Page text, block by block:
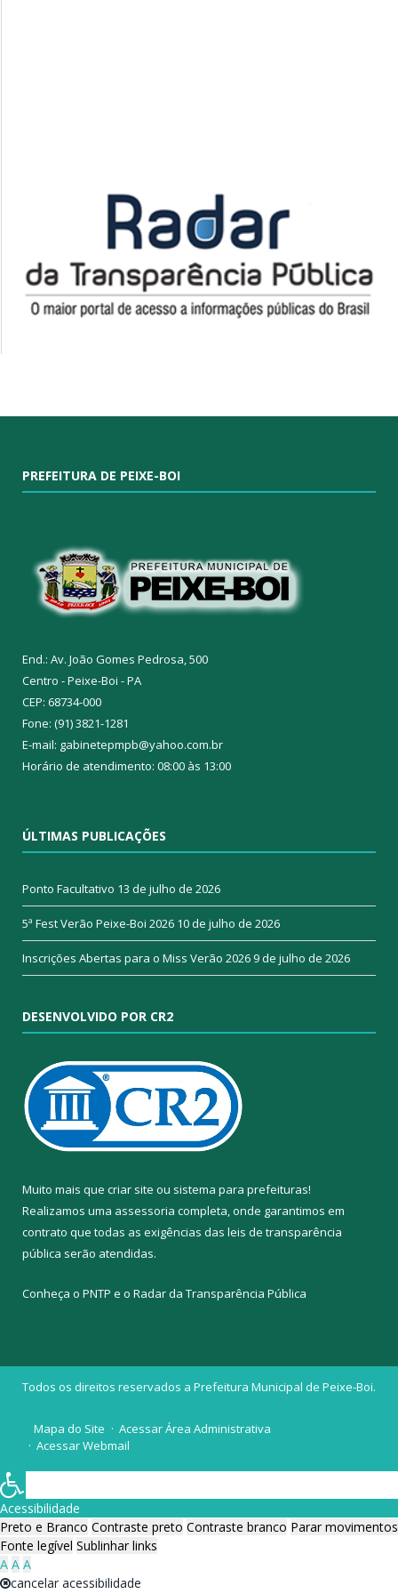
PREFEITURA DE PEIXE-BOI
End.: Av. João Gomes Pedrosa, 500
Centro - Peixe-Boi - PA
CEP: 68734-000
Fone: (91) 3821-1281
E-mail: gabinetepmpb@yahoo.com.br
Horário de atendimento: 08:00 às 13:00
ÚLTIMAS PUBLICAÇÕES
Ponto Facultativo 13 de julho de 2026
5ª Fest Verão Peixe-Boi 2026 10 de julho de 2026
Inscrições Abertas para o Miss Verão 20269 de julho de 2026
DESENVOLVIDO POR CR2
Muito mais que criar site ou sistema para prefeituras!
Realizamos uma assessoria completa, onde garantimos em
contrato que todas as exigências das leis de transparência
pública serão atendidas.
Conheça o PNTP e o Radar da Transparência Pública
Todos os direitos reservados a Prefeitura Municipal de Peixe-Boi.
Mapa do Site
Acessar Área Administrativa
Acessar Webmail
Acessibilidade
Preto e Branco Contraste preto Contraste branco Parar movimentos
Fonte legível Sublinhar links
A A A
cancelar acessibilidade